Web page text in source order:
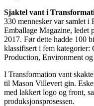
Sjaktel vant i
330 mennesker var samlet i
Emballage Magazine, ledet
2017. Før dette hadde 100
klassifisert i fem kategorier:
Production, Environment
I Transformation vant
til Mason Villevert gin.
med lakkert logo og front,
produksjonsprosessen.